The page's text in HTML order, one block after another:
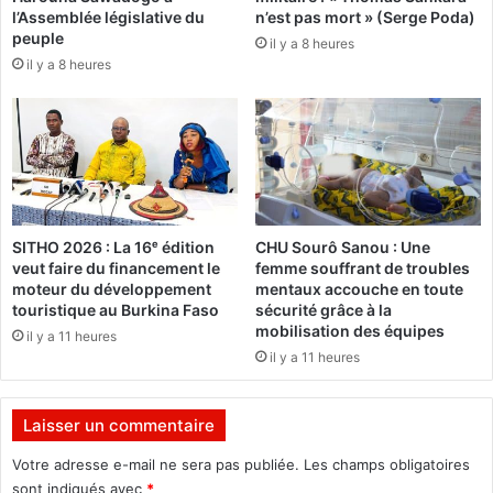
g
e
n
e
d
e
b
o
n
n
e
g
u
r
n
a
n
A
a
r
r
ê
é
s
e
S
u
i
s
l’Assemblée législative du
peuple
il y a 8 heures
n’est pas mort » (Serge Poda)
il y a 8 heures
SITHO 2026 : La 16ᵉ édition
veut faire du financement le
moteur du développement
touristique au Burkina Faso
il y a 11 heures
CHU Sourô Sanou : Une
femme souffrant de troubles
mentaux accouche en toute
sécurité grâce à la
mobilisation des équipes
il y a 11 heures
Laisser un commentaire
Votre adresse e-mail ne sera pas publiée. Les champs obligatoires
sont indiqués avec *